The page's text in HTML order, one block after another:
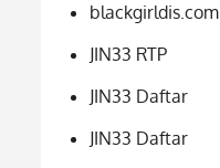
blackgirldis.com
JIN33 RTP
JIN33 Daftar
JIN33 Daftar